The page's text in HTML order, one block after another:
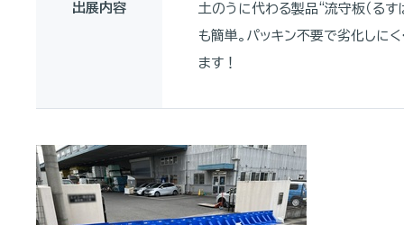
出展内容
土のうに代わる製品“流守板（るす
も簡単。パッキン不要で劣化しに
ます！